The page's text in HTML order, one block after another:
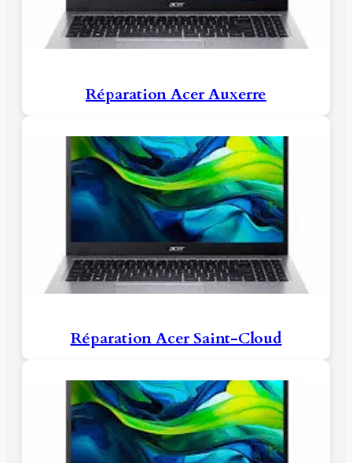
Réparation Acer Auxerre
Réparation Acer Saint-Cloud